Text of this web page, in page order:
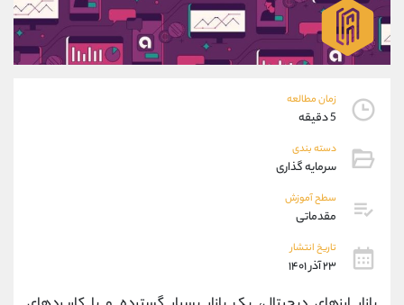
زمان مطالعه
5 دقیقه
دسته بندی
سرمایه گذاری
سطح آموزش
مقدماتی
تاریخ انتشار
۲۳ آذر ۱۴۰۱
09927779040
واتساپ شروع گفتگو
تلگرام @Armteam_admin_por
پشتیبان فروش
موبایل
واتساپ
داخلی
اطلاعات تماس (دفتر فروش)
تلفن 021-22021030